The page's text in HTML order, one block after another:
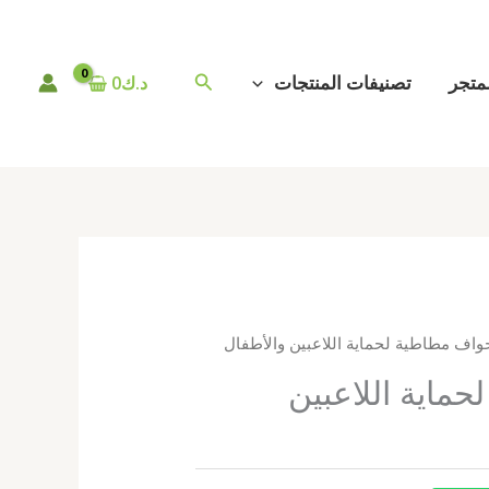
تصنيفات المنتجات البحث د.ك0
مطاطية لحماية اللاعبين والأطفال
اللاعبين